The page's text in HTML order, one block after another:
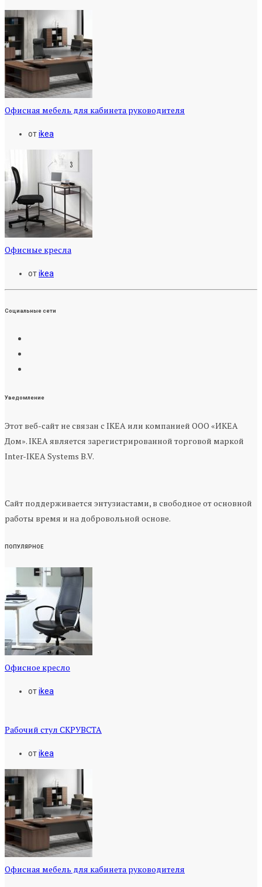
Офисная мебель для кабинета руководителя
отikea
Офисные кресла
отikea
Социальные сети
Уведомление
Этот веб-сайт не связан с IKEA или компанией ООО «ИКЕА
Дом». IKEA является зарегистрированной торговой маркой
Inter-IKEA Systems B.V.
Сайт поддерживается энтузиастами, в свободное от основной
работы время и на добровольной основе.
ПОПУЛЯРНОЕ
Офисное кресло
отikea
Рабочий стул СКРУВСТА
отikea
Офисная мебель для кабинета руководителя